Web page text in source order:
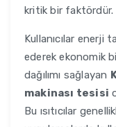
kritik bir faktördür.
Kullanıcılar enerji
ederek ekonomik
dağılımı sağlayan
makinası tesisi
Bu ısıtıcılar